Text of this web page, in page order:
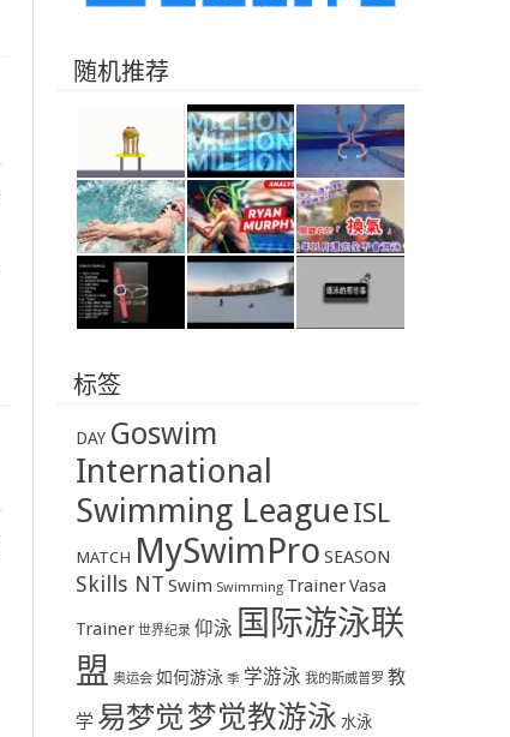
随机推荐
标签
DAY Goswim
International
Swimming LeagueISL
MATCH MySwimPro SEASON
Skills NT Swim Swimming TrainerVasa
Trainer 世界纪录 仰泳 国际游泳联
盟 奥运会 如何游泳 季 学游泳 我的斯威普罗 教
学 易梦觉梦觉教游泳 水泳